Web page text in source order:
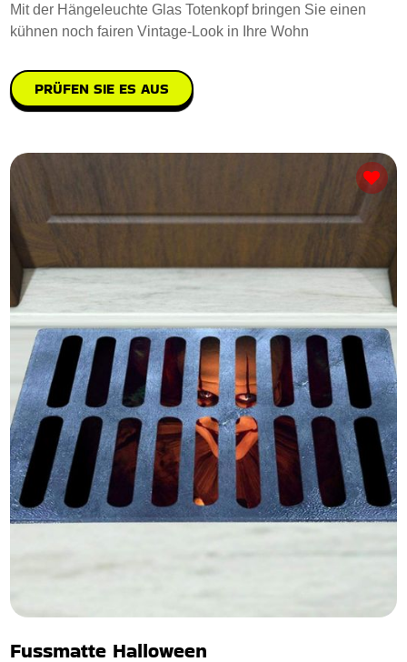
Mit der Hängeleuchte Glas Totenkopf bringen Sie einen
kühnen noch fairen Vintage-Look in Ihre Wohn
PRÜFEN SIE ES AUS
Fussmatte Halloween